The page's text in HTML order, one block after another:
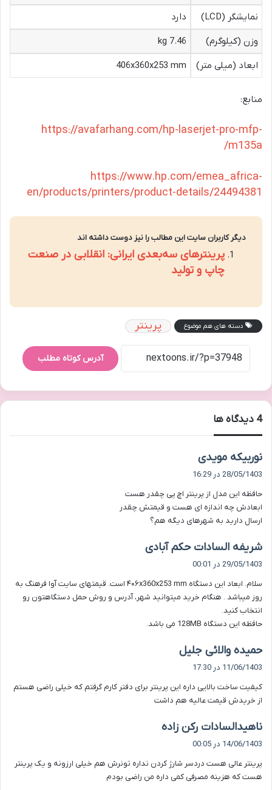
نمایشگر (LCD)
دارد
وزن (کیلوگرم)
7.46 kg
ابعاد (میلی متر)
406x360x253 mm
منابع:
https://avafarhang.com/hp-laserjet-pro-mfp-
m135a/
https://www.hp.com/emea_africa-
en/products/printers/product-details/24494381
دیگر کاربران سایت این مطالب را نیز دوست داشته اند
پرینترهای سه‌بعدی ایرانی: انقلابی در صنعت
چاپ و تولید
دسته های هم موضوع پرینتر
آدرس کوتاه مطلب
‫4 دیدگاه ها
نوربیکه مویدی
ف
:
28/05/1403 در 16:29
حافظه این مدل از پرینتر اچ پی چقدر هست
ابعادش چه اندازه ای هست و قیمتش چقدر
ارسال دارید به شهرهای دیگه هم؟
شریفه السادات حکم آبادی
:
29/05/1403 در 00:01
سلام. ابعاد این دستگاه ۴۰۶x360x253 mm است. قیمتهای سایت آوا فرهنگ به
روز میباشد . هنگام خرید میتوانید شهر، آدرس و روش حمل دستگاهتون رو
انتخاب کنید.
حافظه این دستگاه 128MB می باشد.
حمیده والائی جلیل
:
11/06/1403 در 17:30
کیفیت ساخت بالایی داره این پرینتر برای دفتر کارم گرفتم که خیلی راضی هستم
از خریدش قیمت عالیه هم داشت
ناهیدالسادات رکن زاده
:
14/06/1403 در 00:05
پرینتر عالی هست دردسر شارژ کردن نداره تونرش هم خیلی ارزونه و یک پرینتر
هست که هزینه مصرفی کمی داره من راضی بودم